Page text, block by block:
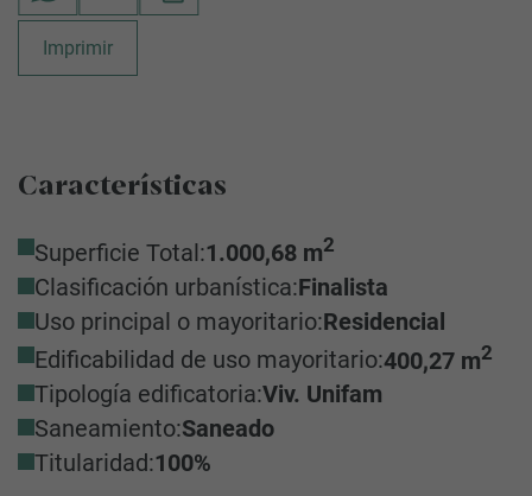
Imprimir
Características
Superficie Total:1.000,68 m2
Clasificación urbanística:Finalista
Uso principal o mayoritario:Residencial
Edificabilidad de uso mayoritario:400,27 m2
Tipología edificatoria:Viv. Unifam
Saneamiento:Saneado
Titularidad:100%